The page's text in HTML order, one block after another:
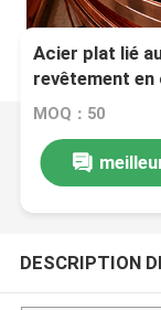
Acier plat lié
revêtement
MOQ：50
DESCRIPTION